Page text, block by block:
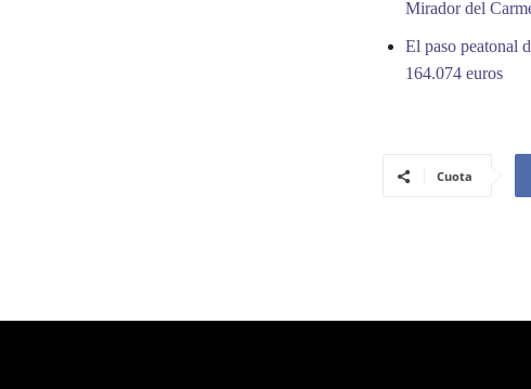
Mirador del
El paso peatonal
164.074 euros
Cuota